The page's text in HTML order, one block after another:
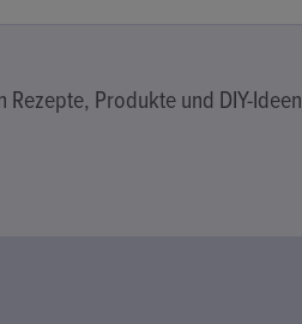
Produkte und DIY-